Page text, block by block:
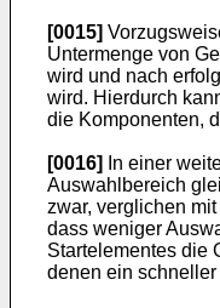
[0015]
Untermenge von
wird und nach
wird. Hierdurch
die Komponenten,
[0016]
In einer
Auswahlbereich
zwar, verglichen
dass weniger
Startelementes die
denen ein